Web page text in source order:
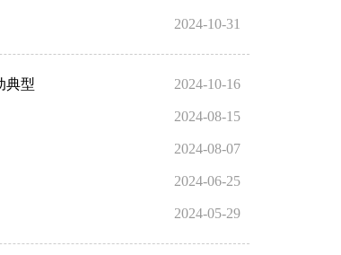
2024-10-31
典型 2024-10-16
2024-08-15
2024-08-07
2024-06-25
2024-05-29